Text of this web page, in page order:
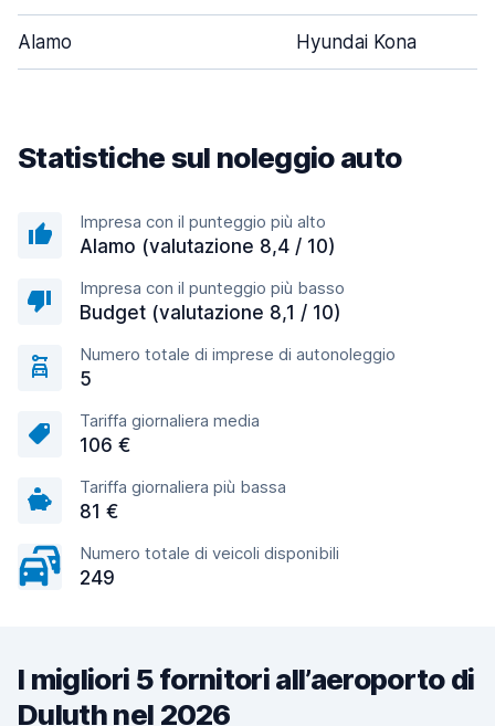
Alamo Hyundai Kona
Statistiche sul noleggio auto
Impresa con il punteggio più alto
Alamo (valutazione 8,4 / 10)
Impresa con il punteggio più basso
Budget (valutazione 8,1 / 10)
Numero totale di imprese di autonoleggio
5
Tariffa giornaliera media
106 €
Tariffa giornaliera più bassa
81 €
Numero totale di veicoli disponibili
249
I migliori 5 fornitori all’aeroporto di
Duluth nel 2026